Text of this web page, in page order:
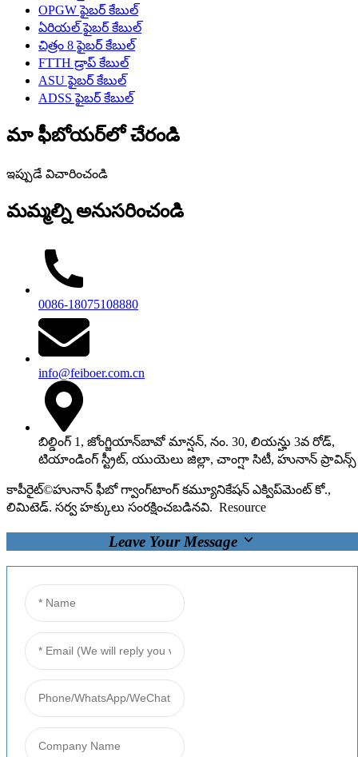
OPGW ఫైబర్ కేబుల్
ఏరియల్ ఫైబర్ కేబుల్
చిత్రం 8 ఫైబర్ కేబుల్
FTTH డ్రాప్ కేబుల్
ASU ఫైబర్ కేబుల్
ADSS ఫైబర్ కేబుల్
మా ఫీబోయర్‌లో చేరండి
ఇప్పుడే విచారించండి
మమ్మల్ని అనుసరించండి
0086-18075108880
info@feiboer.com.cn
బిల్డింగ్ 1, జోంగ్జియాన్‌బావో మాన్షన్, నం. 30, లియన్హు 3వ రోడ్,
టియాండింగ్ స్ట్రీట్, యుయెలు జిల్లా, చాంగ్షా సిటీ, హునాన్ ప్రావిన్స్
కాపీరైట్©హునాన్ ఫీబో గ్వాంగ్‌టాంగ్ కమ్యూనికేషన్ ఎక్విప్‌మెంట్ కో.,
లిమిటెడ్. సర్వ హక్కులు సంరక్షించబడినవి. Resource
Leave Your Message